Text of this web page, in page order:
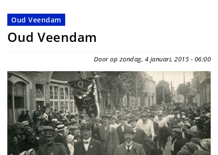
Oud Veendam
Oud Veendam
Door op zondag, 4 januari, 2015 - 06:00